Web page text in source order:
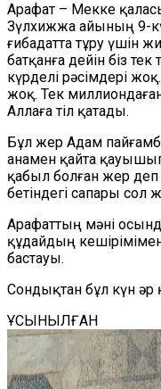
Арафат – Мекке
Зүлхижжа айының 9-
ғибадатта тұру үшін
батқанға дейін біз
күрделі рәсімдері
жоқ. Тек
Аллаға тіл қатады.
Бұл жер Адам
анамен қайта
қабыл болған жер
бетіндегі сапары сол
Арафаттың мәні
құдайдың
бастауы.
Сондықтан бұл күн
ҰСЫНЫЛҒАН